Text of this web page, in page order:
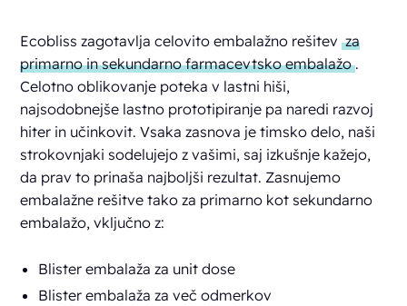
Ecobliss zagotavlja celovito embalažno rešitev za
primarno in sekundarno farmacevtsko embalažo .
Celotno oblikovanje poteka v lastni hiši,
najsodobnejše lastno prototipiranje pa naredi razvoj
hiter in učinkovit. Vsaka zasnova je timsko delo, naši
strokovnjaki sodelujejo z vašimi, saj izkušnje kažejo,
da prav to prinaša najboljši rezultat. Zasnujemo
embalažne rešitve tako za primarno kot sekundarno
embalažo, vključno z:
Blister embalaža za unit dose
Blister embalaža za več odmerkov